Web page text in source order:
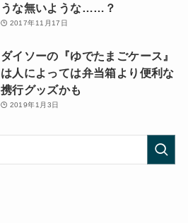
うな無いような……？
2017年11月17日
ダイソーの『ゆでたまごケース』
は人によっては弁当箱より便利な
携行グッズかも
2019年1月3日